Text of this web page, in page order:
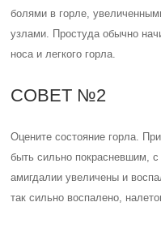
болями в горле,
узлами. Простуда обычно
носа и легкого горла.
СОВЕТ №2
Оцените состояние горла.
быть сильно покрасневшим,
амигдалии увеличены и
так сильно воспалено,